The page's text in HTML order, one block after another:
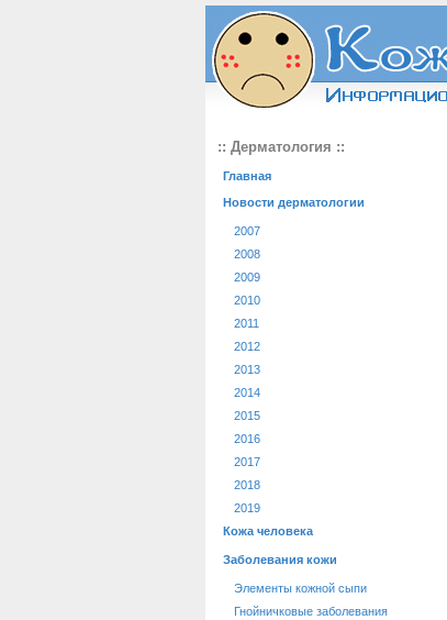
:: Дерматология ::
Главная
Новости дерматологии
2007
2008
2009
2010
2011
2012
2013
2014
2015
2016
2017
2018
2019
Кожа человека
Заболевания кожи
Элементы кожной сыпи
Гнойничковые заболевания